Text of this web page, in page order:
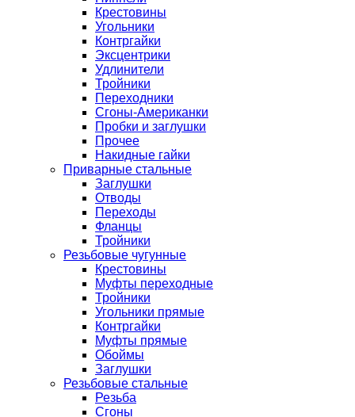
Крестовины
Угольники
Контргайки
Эксцентрики
Удлинители
Тройники
Переходники
Сгоны-Американки
Пробки и заглушки
Прочее
Накидные гайки
Приварные стальные
Заглушки
Отводы
Переходы
Фланцы
Тройники
Резьбовые чугунные
Крестовины
Муфты переходные
Тройники
Угольники прямые
Контргайки
Муфты прямые
Обоймы
Заглушки
Резьбовые стальные
Резьба
Сгоны